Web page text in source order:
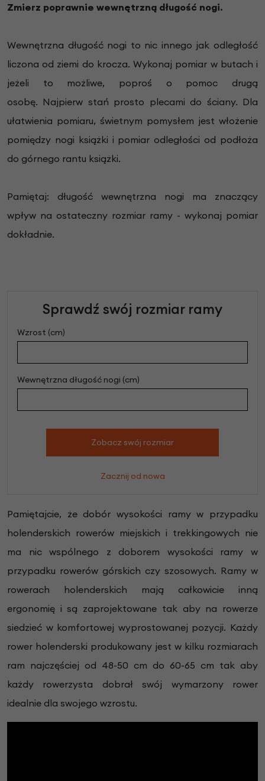
Zmierz poprawnie wewnętrzną długość nogi.
Wewnętrzna długość nogi to nic innego jak odległość
liczona od ziemi do krocza.Wykonaj pomiar w butach i
jeżeli to możliwe, poproś o pomoc drugą
osobę. Najpierw stań prosto plecami do ściany. Dla
ułatwienia pomiaru, świetnym pomysłem jest włożenie
pomiędzy nogi książki i pomiar odległości od podłoża
do górnego rantu książki.
Pamiętaj: długość wewnętrzna nogi ma znaczący
wpływ na ostateczny rozmiar ramy - wykonaj pomiar
dokładnie.
Sprawdź swój rozmiar ramy
Wzrost (cm)
Wewnętrzna długość nogi (cm)
Zobacz swój rozmiar
Zacznij od nowa
Pamiętajcie, że dobór wysokości ramy w przypadku
holenderskich rowerów miejskich i trekkingowych nie
ma nic wspólnego z doborem wysokości ramy w
przypadku rowerów górskich czy szosowych. Ramy w
rowerach holenderskich mają całkowicie inną
ergonomię i są zaprojektowane tak aby na rowerze
siedzieć w komfortowej wyprostowanej pozycji. Każdy
rower holenderski produkowany jest w kilku rozmiarach
ram najczęściej od 48-50 cm do 60-65 cm tak aby
każdy rowerzysta dobrał swój wymarzony rower
idealnie dla swojego wzrostu.